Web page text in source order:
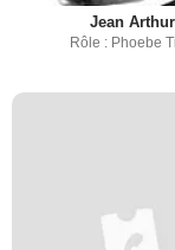
Jean Arthur
Rôle : Phoebe